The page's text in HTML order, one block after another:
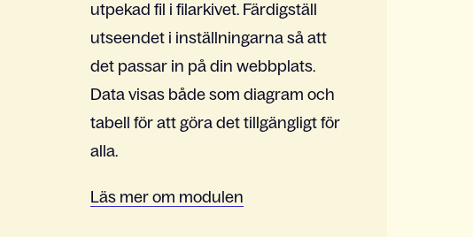
utpekad fil i filarkivet. Färdigställ
utseendet i inställningarna så att
det passar in på din webbplats.
Data visas både som diagram och
tabell för att göra det tillgängligt för
alla.
Läs mer om modulen